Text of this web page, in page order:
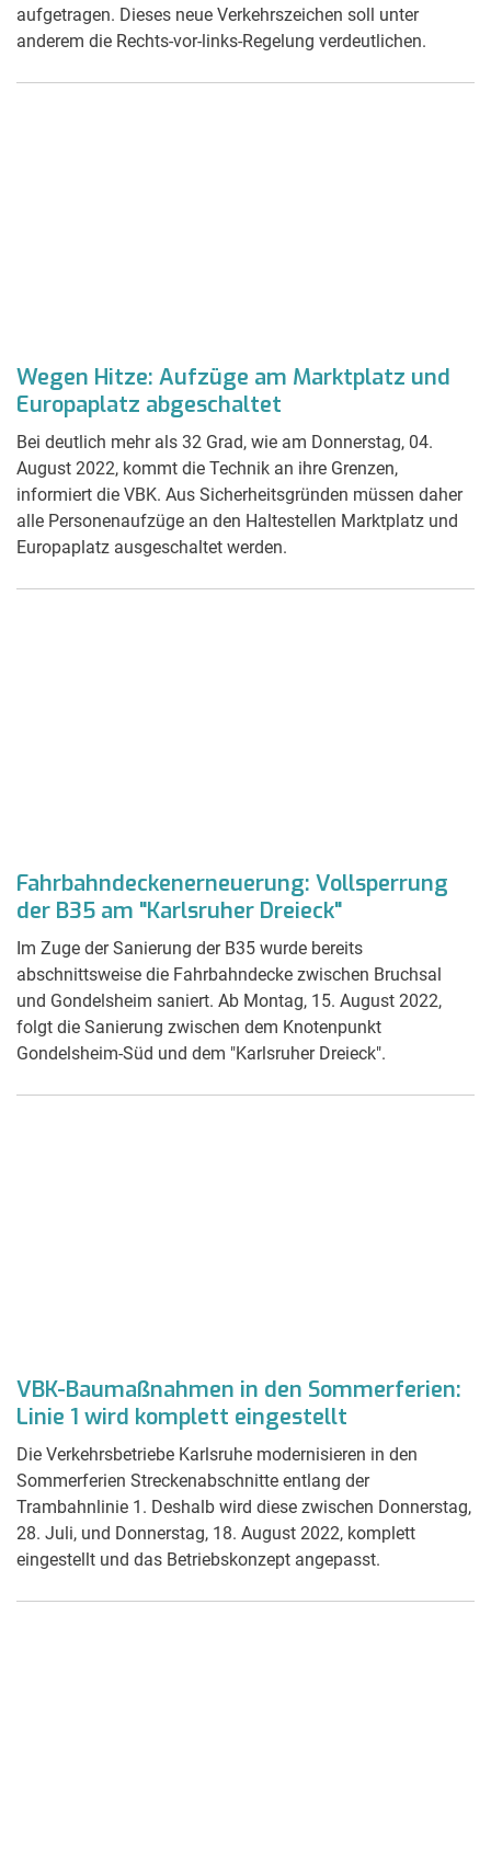
aufgetragen. Dieses neue Verkehrszeichen soll unter
anderem die Rechts-vor-links-Regelung verdeutlichen.
Wegen Hitze: Aufzüge am Marktplatz und
Europaplatz abgeschaltet
Bei deutlich mehr als 32 Grad, wie am Donnerstag, 04.
August 2022, kommt die Technik an ihre Grenzen,
informiert die VBK. Aus Sicherheitsgründen müssen daher
alle Personenaufzüge an den Haltestellen Marktplatz und
Europaplatz ausgeschaltet werden.
Fahrbahndeckenerneuerung: Vollsperrung
der B35 am "Karlsruher Dreieck"
Im Zuge der Sanierung der B35 wurde bereits
abschnittsweise die Fahrbahndecke zwischen Bruchsal
und Gondelsheim saniert. Ab Montag, 15. August 2022,
folgt die Sanierung zwischen dem Knotenpunkt
Gondelsheim-Süd und dem "Karlsruher Dreieck".
VBK-Baumaßnahmen in den Sommerferien:
Linie 1 wird komplett eingestellt
Die Verkehrsbetriebe Karlsruhe modernisieren in den
Sommerferien Streckenabschnitte entlang der
Trambahnlinie 1. Deshalb wird diese zwischen Donnerstag,
28. Juli, und Donnerstag, 18. August 2022, komplett
eingestellt und das Betriebskonzept angepasst.